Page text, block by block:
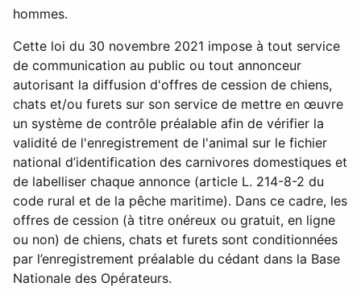
hommes.
Cette loi du 30 novembre 2021 impose à tout service
de communication au public ou tout annonceur
autorisant la diffusion d'offres de cession de chiens,
chats et/ou furets sur son service de mettre en œuvre
un système de contrôle préalable afin de vérifier la
validité de l'enregistrement de l'animal sur le fichier
national d’identification des carnivores domestiques et
de labelliser chaque annonce (article L. 214-8-2 du
code rural et de la pêche maritime). Dans ce cadre, les
offres de cession (à titre onéreux ou gratuit, en ligne
ou non) de chiens, chats et furets sont conditionnées
par l’enregistrement préalable du cédant dans la Base
Nationale des Opérateurs.